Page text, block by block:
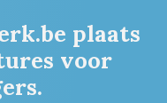
plaats
voor